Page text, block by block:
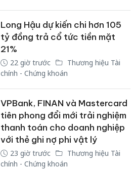
Long Hậu dự kiến chi hơn 105
tỷ đồng trả cổ tức tiền mặt
21%
22 giờ trước
Thương hiệu Tài
chính - Chứng khoán
VPBank, FINAN và Mastercard
tiên phong đổi mới trải nghiệm
thanh toán cho doanh nghiệp
với thẻ ghi nợ phi vật lý
23 giờ trước
Thương hiệu Tài
chính - Chứng khoán